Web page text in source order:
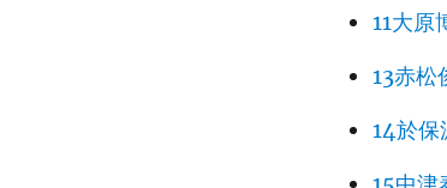
11大原
13赤松
14於保